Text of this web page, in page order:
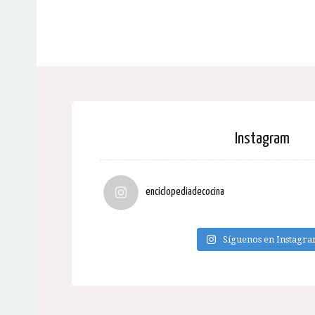
Instagram
enciclopediadecocina
Síguenos en